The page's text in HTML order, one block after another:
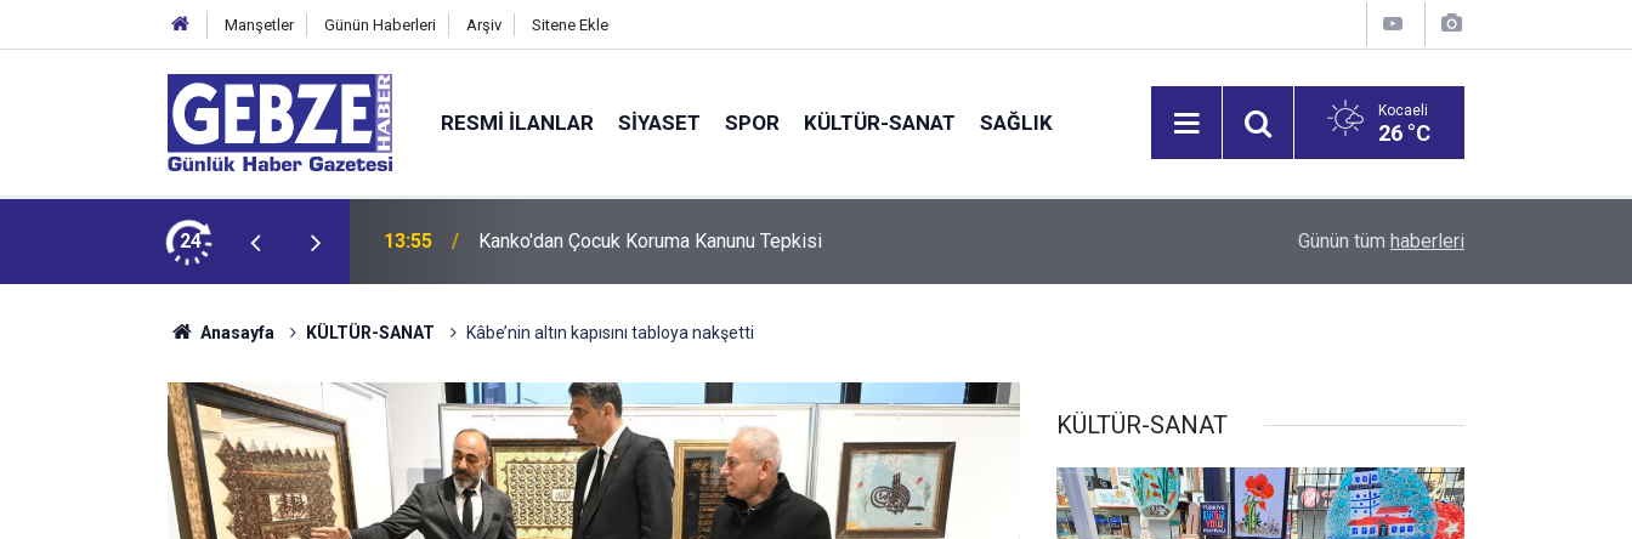
Manşetler Günün Haberleri Arşiv Sitene Ekle
RESMI İLANLAR SİYASET SPOR KÜLTÜR-SANAT SAĞLIK Kocaeli
26 °C
24 12:55 İzmit 95 Ebeveyn Buluşmaları başlıyor Vali Aktaş, İzmit Tepeköy Mahallesi'ni Ziyaret
Günün tüm haberleri
Anasayfa KÜLTÜR-SANAT Kâbe’nin altın kapısını tabloya nakşetti
KÜLTÜR-SANAT